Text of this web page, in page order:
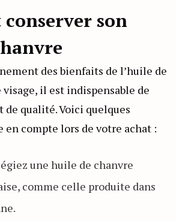
son
des bienfaits de l’huile de
il est indispensable de
qualité. Voici quelques
en compte lors de votre achat :
une huile de chanvre
comme celle produite dans